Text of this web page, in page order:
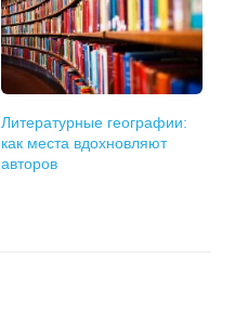
Литературные географии:
как места вдохновляют
авторов